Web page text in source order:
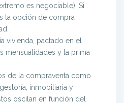
es negociable). Si
la opción de compra
vivienda, pactado en el
mensualidades y la prima
de la compraventa como
inmobiliaria y
oscilan en función del